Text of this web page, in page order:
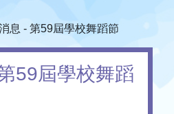
息 - 第59屆學校舞蹈節
59屆學校舞蹈